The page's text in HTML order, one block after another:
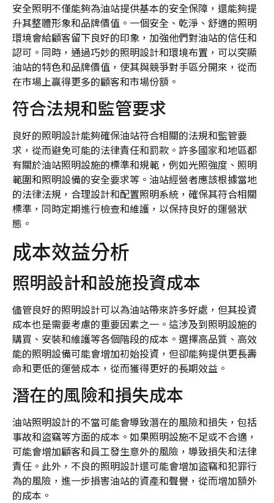
安全照明不僅能夠為油站提供基本的安全保障，還能夠提
升其整體形象和品牌價值。一個安全、乾淨、舒適的照明
環境會給顧客留下良好的印象，加強他們對油站的信任和
認可。同時，通過巧妙的照明設計和環境布置，可以突顯
油站的特色和品牌價值，使其與競爭對手區分開來，從而
在市場上贏得更多的顧客和市場份額。
符合法規和監管要求
良好的照明設計能夠確保油站符合相關的法規和監管要
求，從而避免可能的法律責任和罰款。許多國家和地區都
有關於油站照明設施的標準和規範，例如光照強度、照明
範圍和照明設備的安全要求等。油站經營者應該根據當地
的法律法規，合理設計和配置照明系統，確保其符合相關
標準，同時定期進行檢查和維護，以保持良好的運營狀
態。
成本效益分析
照明設計和設施投資成本
儘管良好的照明設計可以為油站帶來許多好處，但其投資
成本也是需要考慮的重要因素之一。這涉及到照明設施的
購買、安裝和維護等各個階段的成本。選擇高品質、高效
能的照明設備可能會增加初始投資，但卻能夠提供更長壽
命和更低的運營成本，從而獲得更好的長期效益。
潛在的風險和損失成本
油站照明設計的不當可能會導致潛在的風險和損失，包括
事故和盜竊等方面的成本。如果照明設施不足或不合適，
可能會增加顧客和員工發生意外的風險，導致損失和法律
責任。此外，不良的照明設計還可能會增加盜竊和犯罪行
為的風險，進一步損害油站的資產和聲譽，從而增加額外
的成本。